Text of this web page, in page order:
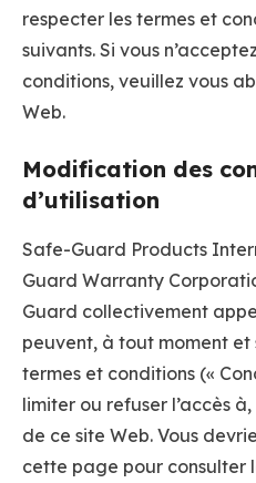
respecter les termes et
suivants. Si vous
conditions, veuillez vous
Web.
Modification des
d’utilisation
Safe-Guard Products
Guard Warranty
Guard collectivement
peuvent, à tout moment et
termes et conditions («
limiter ou refuser l’accès
de ce site Web. Vous
cette page pour consulter